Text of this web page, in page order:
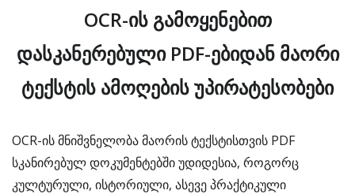
OCR-ის გამოყენებით
დასკანერებული PDF-ებიდან მაორი
ტექსტის ამოღების უპირატესობები
OCR-ის მნიშვნელობა მაორის ტექსტისთვის PDF
სკანირებულ დოკუმენტებში უდიდესია, როგორც
კულტურული, ისტორიული, ასევე პრაქტიკული